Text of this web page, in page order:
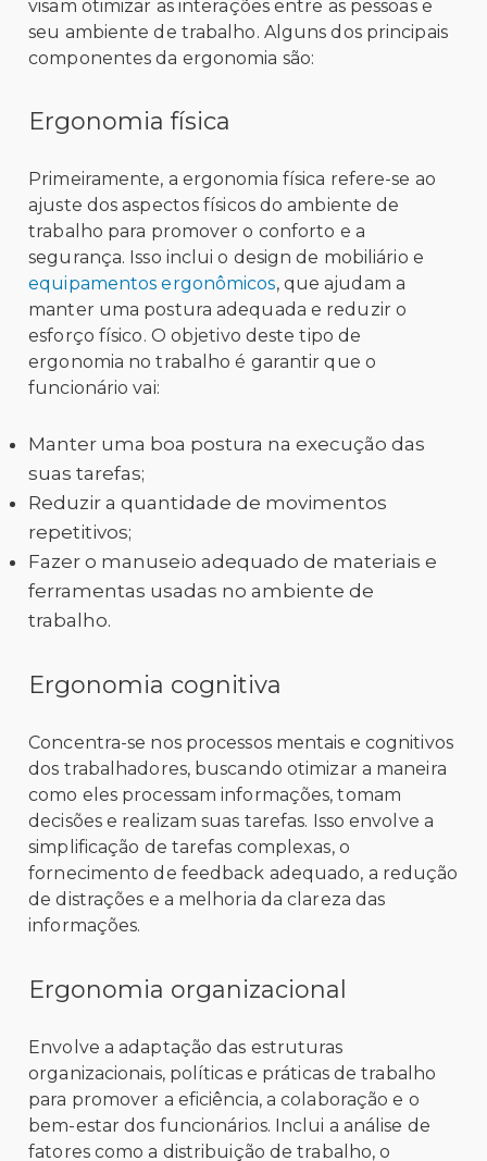
visam otimizar as interações entre as pessoas e
seu ambiente de trabalho. Alguns dos principais
componentes da ergonomia são:
Ergonomia física
Primeiramente, a ergonomia física refere-se ao
ajuste dos aspectos físicos do ambiente de
trabalho para promover o conforto e a
segurança. Isso inclui o design de mobiliário e
equipamentos ergonômicos, que ajudam a
manter uma postura adequada e reduzir o
esforço físico. O objetivo deste tipo de
ergonomia no trabalho é garantir que o
funcionário vai:
Manter uma boa postura na execução das
suas tarefas;
Reduzir a quantidade de movimentos
repetitivos;
Fazer o manuseio adequado de materiais e
ferramentas usadas no ambiente de
trabalho.
Ergonomia cognitiva
Concentra-se nos processos mentais e cognitivos
dos trabalhadores, buscando otimizar a maneira
como eles processam informações, tomam
decisões e realizam suas tarefas. Isso envolve a
simplificação de tarefas complexas, o
fornecimento de feedback adequado, a redução
de distrações e a melhoria da clareza das
informações.
Ergonomia organizacional
Envolve a adaptação das estruturas
organizacionais, políticas e práticas de trabalho
para promover a eficiência, a colaboração e o
bem-estar dos funcionários. Inclui a análise de
fatores como a distribuição de trabalho, o